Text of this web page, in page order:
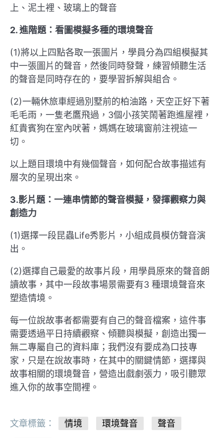
上、泥土裡、玻璃上的聲音
2. 進階題：看圖模擬多種的環境聲音
(1)將以上四點各取一張圖片，學員分為四組模擬其
中一張圖片的聲音，然後同時發聲，練習傾聽生活
的聲音是同時存在的，要學習拆解與組合。
(2)一輛休旅車經過別墅前的柏油路，天空正好下著
毛毛雨，一隻老鷹飛過，3個小孩笑鬧著跑進屋裡，
紅貴賓狗在室內吠著，媽媽在玻璃窗前注視這一
切。
以上題目環境中有幾個聲音，如何配合故事描述有
層次的呈現出來。
3.影片題：一連串情節的聲音模擬，發揮觀察力與
創造力
(1)選擇一段昆蟲Life秀影片，小組成員模仿聲音演
出。
(2)選擇自己最愛的故事片段，用學員原來的聲音朗
讀故事，其中一段故事場景需要有3 種環境聲音來
塑造情境。
每一位說故事者都需要有自己的聲音檔案，這件事
需要透過平日持續觀察、傾聽與模擬，創造出獨一
無二專屬自己的資料庫；我們沒有要成為口技專
家，只是在說故事時，在其中的關鍵情節，選擇與
故事相關的環境聲音，營造出戲劇張力，吸引聽眾
進入你的故事空間裡。
文章標籤： 情境 環境聲音 聲音